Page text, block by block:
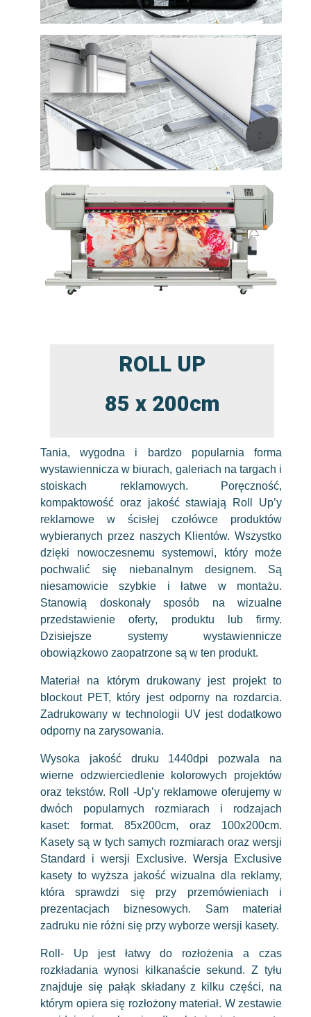
ROLL UP
85 x 200cm
Tania, wygodna i bardzo popularnia forma
wystawiennicza w biurach, galeriach na targach i
stoiskach reklamowych. Poręczność,
kompaktowość oraz jakość stawiają Roll Up’y
reklamowe w ścisłej czołówce produktów
wybieranych przez naszych Klientów. Wszystko
dzięki nowoczesnemu systemowi, który może
pochwalić się niebanalnym designem. Są
niesamowicie szybkie i łatwe w montażu.
Stanowią doskonały sposób na wizualne
przedstawienie oferty, produktu lub firmy.
Dzisiejsze systemy wystawiennicze
obowiązkowo zaopatrzone są w ten produkt.
Materiał na którym drukowany jest projekt to
blockout PET, który jest odporny na rozdarcia.
Zadrukowany w technologii UV jest dodatkowo
odporny na zarysowania.
Wysoka jakość druku 1440dpi pozwala na
wierne odzwierciedlenie kolorowych projektów
oraz tekstów. Roll -Up’y reklamowe oferujemy w
dwóch popularnych rozmiarach i rodzajach
kaset: format. 85x200cm, oraz 100x200cm.
Kasety są w tych samych rozmiarach oraz wersji
Standard i wersji Exclusive. Wersja Exclusive
kasety to wyższa jakość wizualna dla reklamy,
która sprawdzi się przy przemówieniach i
prezentacjach biznesowych. Sam materiał
zadruku nie różni się przy wyborze wersji kasety.
Roll- Up jest łatwy do rozłożenia a czas
rozkładania wynosi kilkanaście sekund. Z tyłu
znajduje się pałąk składany z kilku części, na
którym opiera się rozłożony materiał. W zestawie